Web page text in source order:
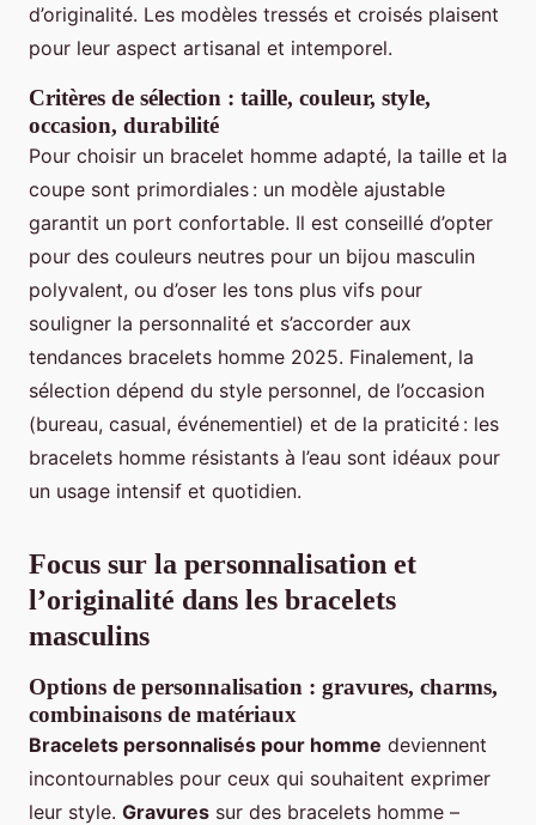
d’originalité. Les modèles tressés et croisés plaisent
pour leur aspect artisanal et intemporel.
Critères de sélection : taille, couleur, style,
occasion, durabilité
Pour choisir un bracelet homme adapté, la taille et la
coupe sont primordiales : un modèle ajustable
garantit un port confortable. Il est conseillé d’opter
pour des couleurs neutres pour un bijou masculin
polyvalent, ou d’oser les tons plus vifs pour
souligner la personnalité et s’accorder aux
tendances bracelets homme 2025. Finalement, la
sélection dépend du style personnel, de l’occasion
(bureau, casual, événementiel) et de la praticité : les
bracelets homme résistants à l’eau sont idéaux pour
un usage intensif et quotidien.
Focus sur la personnalisation et
l’originalité dans les bracelets
masculins
Options de personnalisation : gravures, charms,
combinaisons de matériaux
Bracelets personnalisés pour homme deviennent
incontournables pour ceux qui souhaitent exprimer
leur style. Gravures sur des bracelets homme –